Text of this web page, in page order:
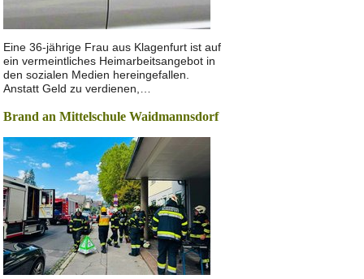
Eine 36-jährige Frau aus Klagenfurt ist auf
ein vermeintliches Heimarbeitsangebot in
den sozialen Medien hereingefallen.
Anstatt Geld zu verdienen,…
Brand an Mittelschule Waidmannsdorf